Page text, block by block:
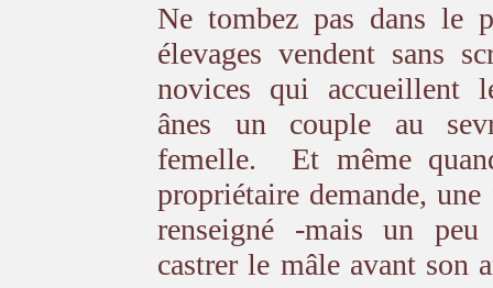
Ne tombez pas dans
élevages vendent sans
novices qui accueillent
ânes un couple au
femelle. Et même
propriétaire demande,
renseigné -mais un
castrer le mâle avant son